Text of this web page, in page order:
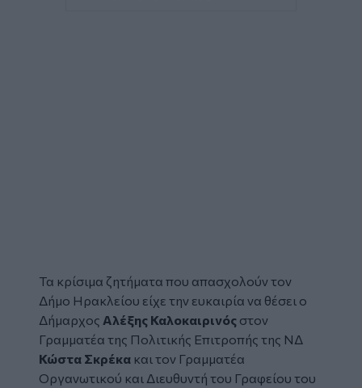
Τα κρίσιμα ζητήματα που απασχολούν τον
Δήμο Ηρακλείου είχε την ευκαιρία να θέσει ο
Δήμαρχος Αλέξης Καλοκαιρινός στον
Γραμματέα της Πολιτικής Επιτροπής της ΝΔ
Κώστα Σκρέκα και τον Γραμματέα
Οργανωτικού και Διευθυντή του Γραφείου του